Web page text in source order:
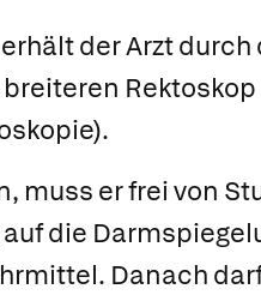
der Arzt durch
muss er frei von
die
Danach